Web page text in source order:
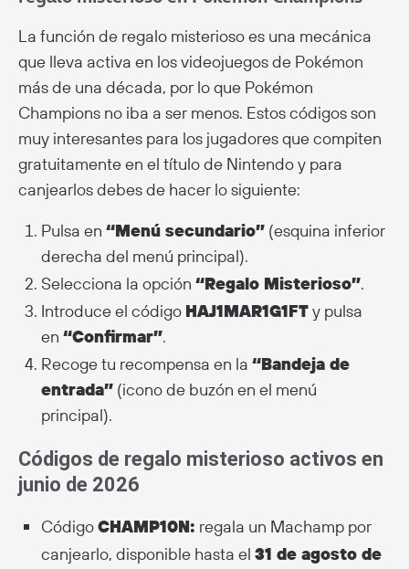
La función de regalo misterioso es una mecánica
que lleva activa en los videojuegos de Pokémon
más de una década, por lo que Pokémon
Champions no iba a ser menos. Estos códigos son
muy interesantes para los jugadores que compiten
gratuitamente en el título de Nintendo y para
canjearlos debes de hacer lo siguiente:
Pulsa en “Menú secundario” (esquina inferior
derecha del menú principal).
Selecciona la opción “Regalo Misterioso”.
Introduce el código HAJ1MAR1G1FTy pulsa
en “Confirmar”.
Recoge tu recompensa en la “Bandeja de
entrada” (icono de buzón en el menú
principal).
Códigos de regalo misterioso activos en
junio de 2026
CódigoCHAMP10N: regala un Machamp por
canjearlo, disponible hasta el 31 de agosto de